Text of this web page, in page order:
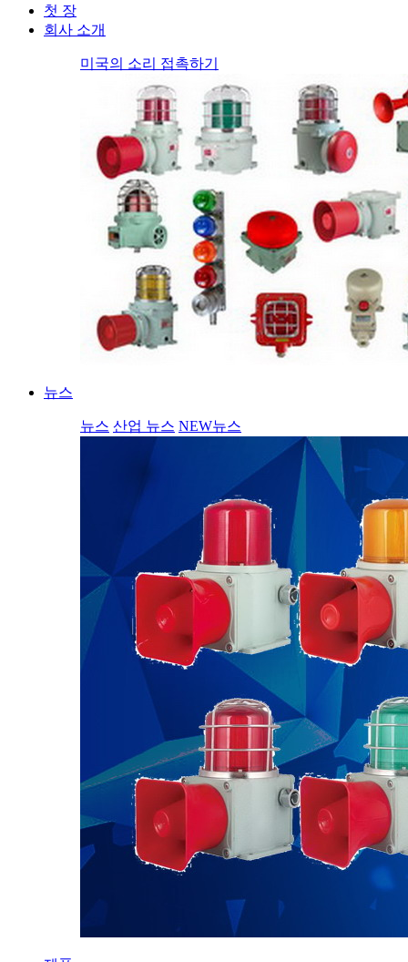
첫 장
회사 소개
미국의 소리 접촉하기
뉴스
뉴스 산업 뉴스 NEW뉴스